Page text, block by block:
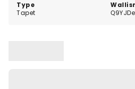
Type
Tapet